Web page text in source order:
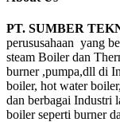
PT. SUMBER
perususahaan yang
steam Boiler dan
burner ,pumpa,dll di
boiler, hot water
dan berbagai Industri
boiler seperti burner